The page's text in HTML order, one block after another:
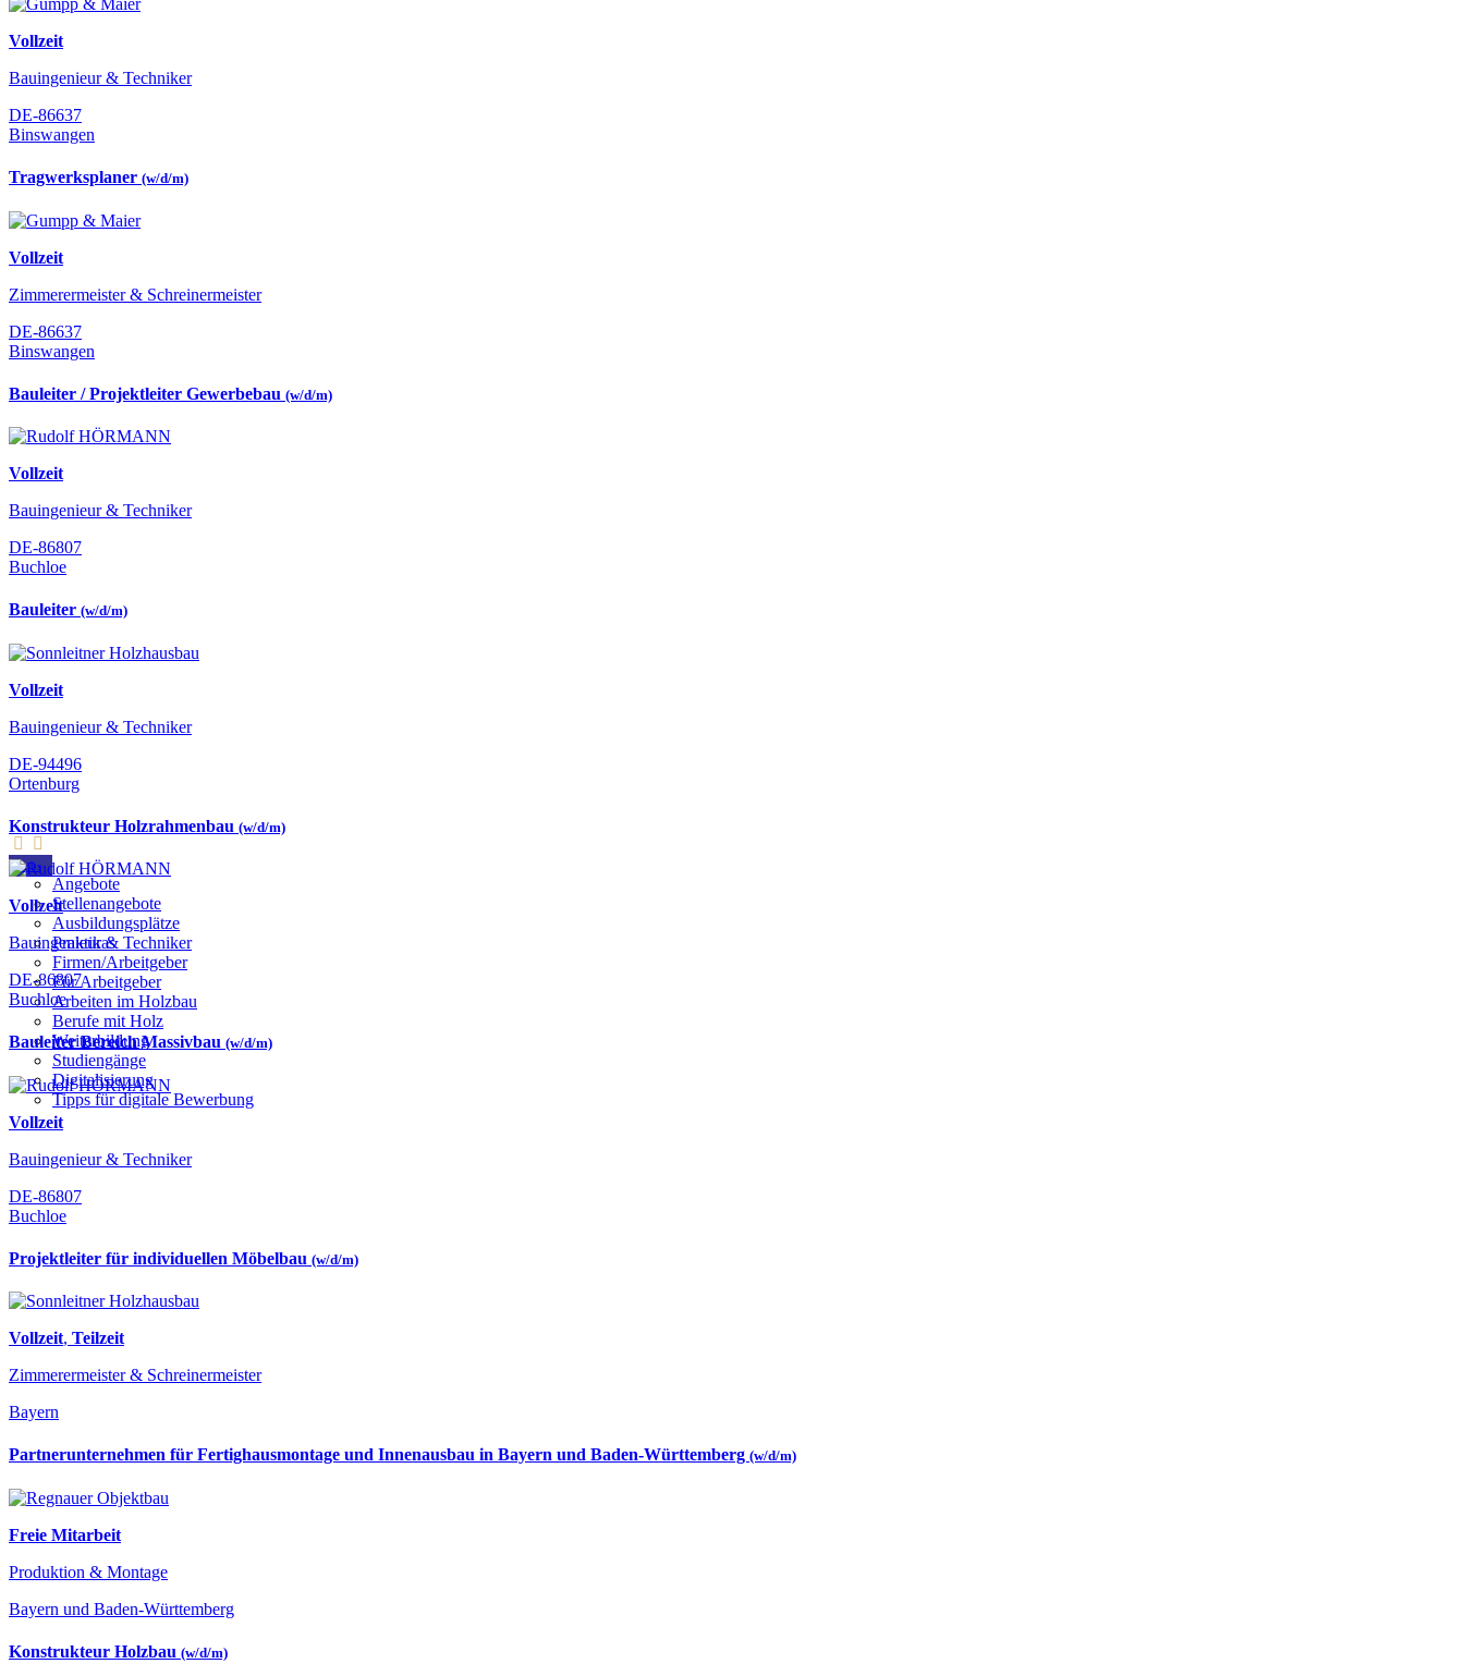
Jobs
Angebote
Stellenangebote
Ausbildungsplätze
Praktikas
Firmen/Arbeitgeber
Für Arbeitgeber
Arbeiten im Holzbau
Berufe mit Holz
Weiterbildung
Studiengänge
Digitalisierung
Tipps für digitale Bewerbung
Vollzeit
Bauingenieur & Techniker
DE-86637
Binswangen
Tragwerksplaner (w/d/m)
Vollzeit
Zimmerermeister & Schreinermeister
DE-86637
Binswangen
Bauleiter / Projektleiter Gewerbebau (w/d/m)
Vollzeit
Bauingenieur & Techniker
DE-86807
Buchloe
Bauleiter (w/d/m)
Vollzeit
Bauingenieur & Techniker
DE-94496
Ortenburg
Konstrukteur Holzrahmenbau (w/d/m)
Vollzeit
Bauingenieur & Techniker
DE-86807
Buchloe
Bauleiter Bereich Massivbau (w/d/m)
Vollzeit
Bauingenieur & Techniker
DE-86807
Buchloe
Projektleiter für individuellen Möbelbau (w/d/m)
Vollzeit, Teilzeit
Zimmerermeister & Schreinermeister
Bayern
Partnerunternehmen für Fertighausmontage und Innenausbau in Bayern und Baden-Württemberg (w/d/m)
Freie Mitarbeit
Produktion & Montage
Bayern und Baden-Württemberg
Konstrukteur Holzbau (w/d/m)